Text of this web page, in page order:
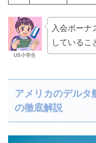
US小学生
入会ボーナ
しているこ
アメリカのデルタ
の徹底解説